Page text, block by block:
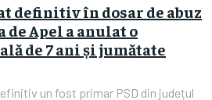
definitiv în dosar de abuz
Apel a anulat o
de 7 ani și jumătate
un fost primar PSD din județul